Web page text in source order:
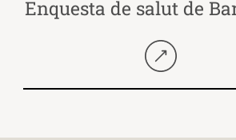
Enquesta de salut de